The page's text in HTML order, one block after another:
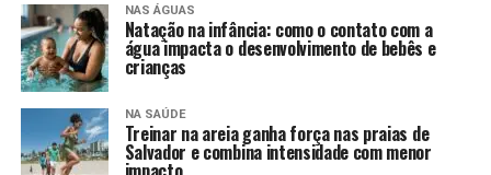
NAS ÁGUAS
Natação na infância: como o contato com a
água impacta o desenvolvimento de bebês e
crianças
NA SAÚDE
Treinar na areia ganha força nas praias de
Salvador e combina intensidade com menor